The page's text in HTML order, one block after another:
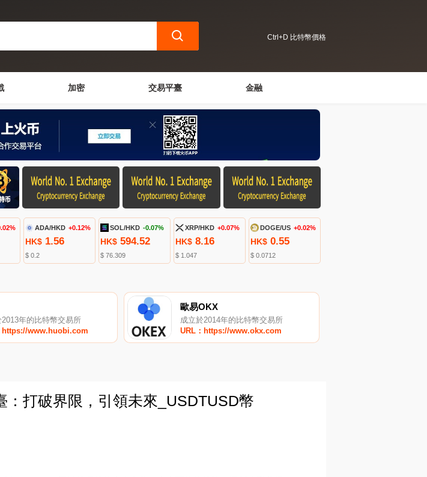
Ctrl+D 比特幣價格
加密 交易平臺 金融
ADA/HKD +0.12%
HK$1.56
$ 0.2
SOL/HKD -0.07%
HK$ 594.52
$ 76.309
XRP/HKD +0.07%
HK$ 8.16
$ 1.047
DOGE/US +0.02%
HK$ 0.55
$ 0.0712
2013年的比特幣交易所
https://www.huobi.com
歐易OKX
成立於2014年的比特幣交易所
URL：https://www.okx.com
打破界限，引領未來_USDTUSD幣